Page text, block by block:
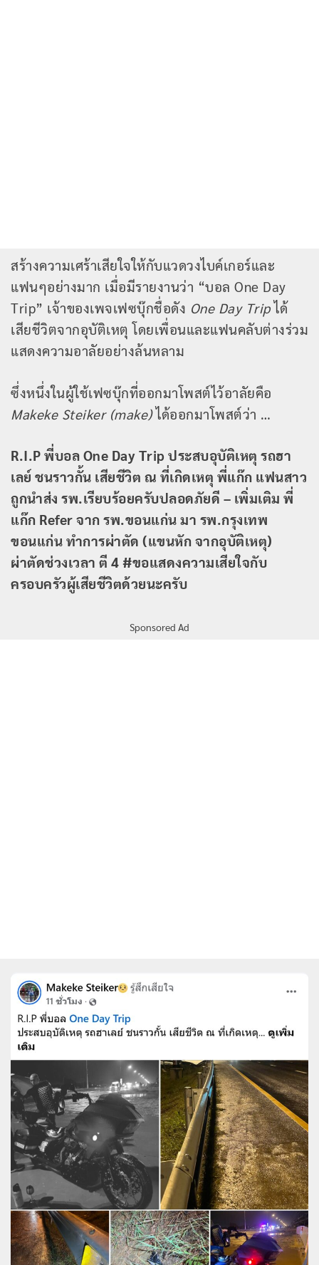
สร้างความเศร้าเสียใจให้กับแวดวงไบค์เกอร์และ
แฟนๆอย่างมาก เมื่อมีรายงานว่า “บอล One Day
Trip” เจ้าของเพจเฟซบุ๊กชื่อดัง One Day Tripได้
เสียชีวิตจากอุบัติเหตุ โดยเพื่อนและแฟนคลับต่างร่วม
แสดงความอาลัยอย่างล้นหลาม
ซึ่งหนึ่งในผู้ใช้เฟซบุ๊กที่ออกมาโพสต์ไว้อาลัยคือ
Makeke Steiker (make)ได้ออกมาโพสต์ว่า …
R.I.P พี่บอล One Day Trip ประสบอุบัติเหตุ รถฮา
เลย์ ชนราวกั้น เสียชีวิต ณ ที่เกิดเหตุ พี่แก๊ก แฟนสาว
ถูกนำส่ง รพ.เรียบร้อยครับปลอดภัยดี – เพิ่มเติม พี่
แก๊ก Refer จาก รพ.ขอนแก่น มา รพ.กรุงเทพ
ขอนแก่น ทำการผ่าตัด (แขนหัก จากอุบัติเหตุ)
ผ่าตัดช่วงเวลา ตี 4 #ขอแสดงความเสียใจกับ
ครอบครัวผู้เสียชีวิตด้วยนะครับ
Sponsored Ad